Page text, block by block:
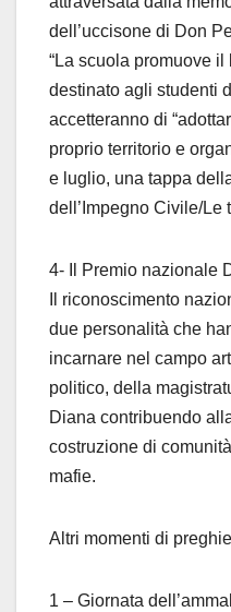
dell’uccisone di Don
“La scuola promuove il
destinato agli studenti
accetteranno di
proprio territorio e
e luglio, una tappa
dell’Impegno Civile/Le
4- Il Premio nazionale
Il riconoscimento
due personalità che
incarnare nel campo
politico, della
Diana contribuendo
costruzione di
mafie.
Altri momenti di
1 – Giornata